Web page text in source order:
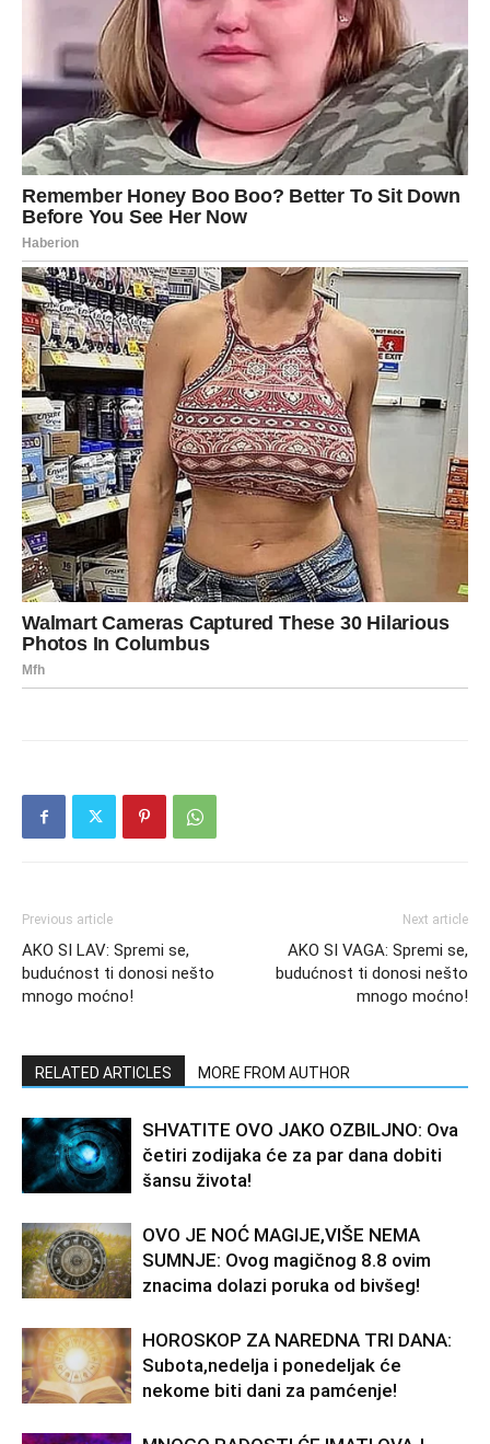
Previous article
AKO SI LAV: Spremi se,
budućnost ti donosi nešto
mnogo moćno!
Next article
AKO SI VAGA: Spremi se,
budućnost ti donosi nešto
mnogo moćno!
RELATED ARTICLES MORE FROM AUTHOR
SHVATITE OVO JAKO OZBILJNO: Ova
četiri zodijaka će za par dana dobiti
šansu života!
OVO JE NOĆ MAGIJE,VIŠE NEMA
SUMNJE: Ovog magičnog 8.8 ovim
znacima dolazi poruka od bivšeg!
HOROSKOP ZA NAREDNA TRI DANA:
Subota,nedelja i ponedeljak će
nekome biti dani za pamćenje!